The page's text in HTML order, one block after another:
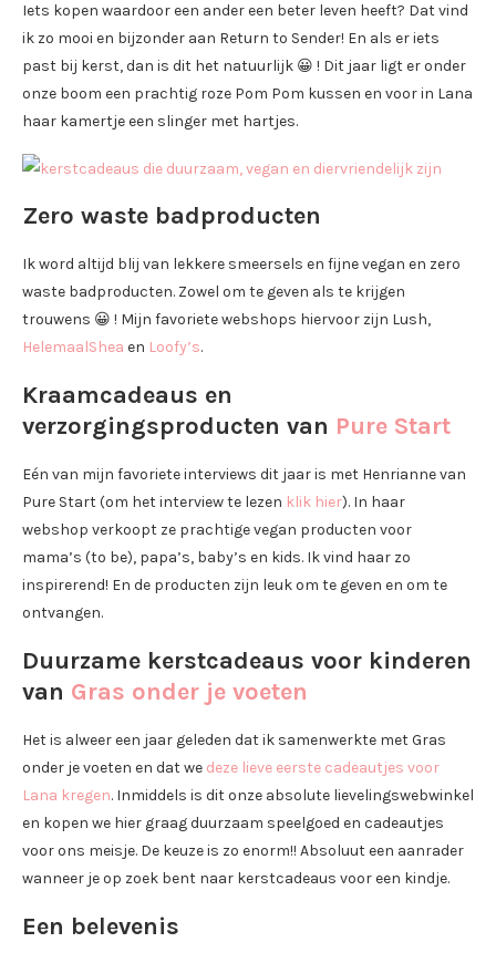
Iets kopen waardoor een ander een beter leven heeft? Dat vind
ik zo mooi en bijzonder aan Return to Sender! En als er iets
past bij kerst, dan is dit het natuurlijk 😀 ! Dit jaar ligt er onder
onze boom een prachtig roze Pom Pom kussen en voor in Lana
haar kamertje een slinger met hartjes.
Zero waste badproducten
Ik word altijd blij van lekkere smeersels en fijne vegan en zero
waste badproducten. Zowel om te geven als te krijgen
trouwens 😀 ! Mijn favoriete webshops hiervoor zijn Lush,
HelemaalShea en Loofy’s.
Kraamcadeaus en
verzorgingsproducten van Pure Start
Eén van mijn favoriete interviews dit jaar is met Henrianne van
Pure Start (om het interview te lezen klik hier). In haar
webshop verkoopt ze prachtige vegan producten voor
mama’s (to be), papa’s, baby’s en kids. Ik vind haar zo
inspirerend! En de producten zijn leuk om te geven en om te
ontvangen.
Duurzame kerstcadeaus voor kinderen
van Gras onder je voeten
Het is alweer een jaar geleden dat ik samenwerkte met Gras
onder je voeten en dat we deze lieve eerste cadeautjes voor
Lana kregen. Inmiddels is dit onze absolute lievelingswebwinkel
en kopen we hier graag duurzaam speelgoed en cadeautjes
voor ons meisje. De keuze is zo enorm!! Absoluut een aanrader
wanneer je op zoek bent naar kerstcadeaus voor een kindje.
Een belevenis